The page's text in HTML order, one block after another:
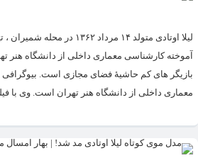
لیلا اوتادی متولد
معماری داخلی از دانشگاه هنر تهران است. وی با